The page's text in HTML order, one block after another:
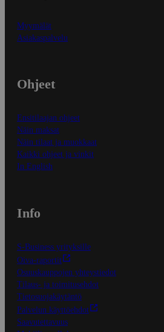
Myymälät
Asiakaspalvelu
Ohjeet
Ensitilaajan ohjeet
Näin maksat
Näin tilaat ja muokkaat
Kaikki ohjeet ja vinkit
In English
Info
S-Business yrityksille
Oiva-raportit
Osuuskauppojen yhteystiedot
Tilaus- ja toimitusehdot
Tietosuojakäytäntö
Palvelun käyttöehdot
Saavutettavuus